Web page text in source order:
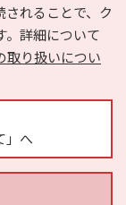
れることで、ク
。詳細について
取り扱いについ
」へ